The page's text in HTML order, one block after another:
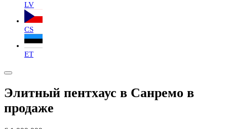
LV
CS
ET
Элитный пентхаус в Санремо в
продаже